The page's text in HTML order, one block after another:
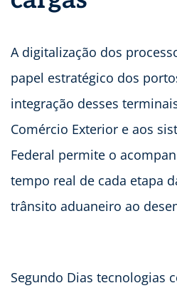
A digitalização dos
papel estratégico dos
integração desses
Comércio Exterior e aos
Federal permite o
tempo real de cada etapa
trânsito aduaneiro ao
Segundo Dias tecnologias